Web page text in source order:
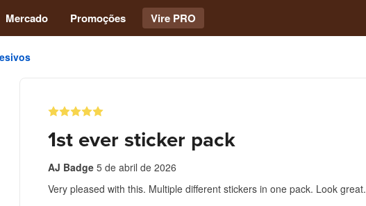
Mercado Promoções Vire PRO
1st ever sticker pack
AJ Badge 5 de abril de 2026
Very pleased with this. Multiple different stickers in one pack. Look great.